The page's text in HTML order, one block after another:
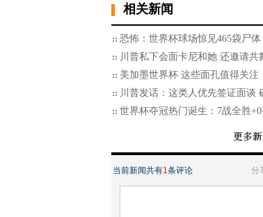
相关新闻
恐怖：世界杯球场惊见465袋尸
川普私下会面卡尼和她 还邀请共
美加墨世界杯 这些面孔值得关注
川普发话：这类人优先签证面谈
世界杯夺冠热门诞生：7战全胜
当前新闻共有1条评论 分